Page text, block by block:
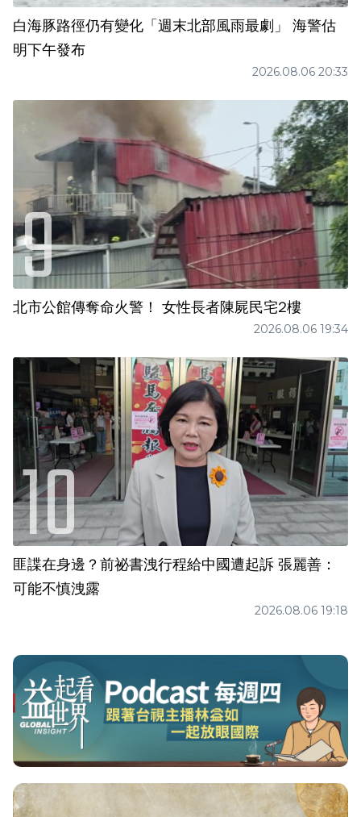
白海豚路徑仍有變化「週末北部風雨最劇」 海警估
明下午發布
2026.08.06 20:33
北市公館傳奪命火警！ 女性長者陳屍民宅2樓
2026.08.06 19:34
匪諜在身邊？前祕書洩行程給中國遭起訴 張麗善：
可能不慎洩露
2026.08.06 19:18